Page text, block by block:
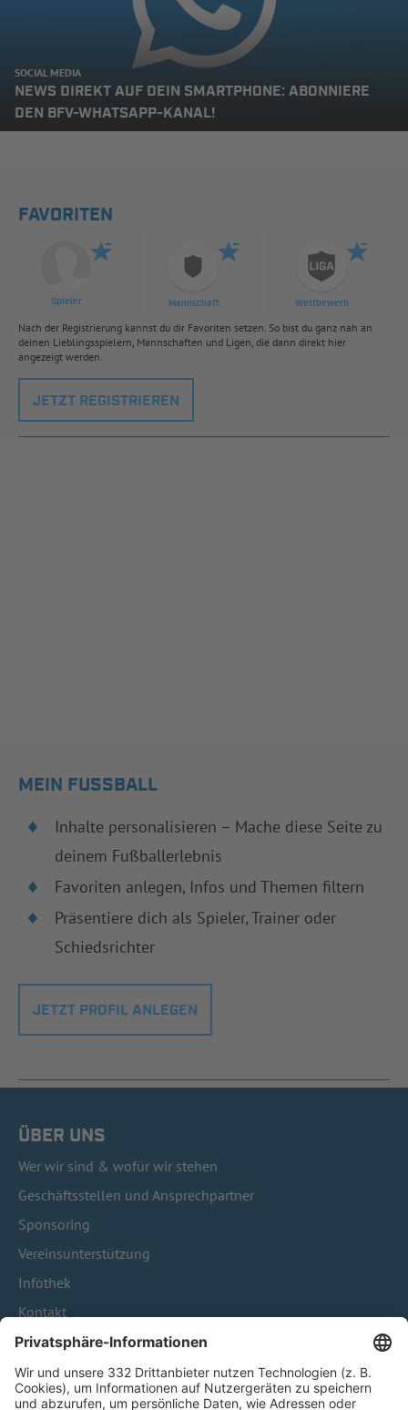
SOCIAL MEDIA
NEWS DIREKT AUF DEIN SMARTPHONE: ABONNIERE
DEN BFV-WHATSAPP-KANAL!
FAVORITEN
Spieler Mannschaft Wettbewerb
Nach der Registrierung kannst du dir Favoriten setzen. So bist du ganz nah an
deinen Lieblingsspielern, Mannschaften und Ligen, die dann direkt hier
angezeigt werden.
JETZT REGISTRIEREN
MEIN FUSSBALL
Inhalte personalisieren – Mache diese Seite zu
deinem Fußballerlebnis
Favoriten anlegen, Infos und Themen filtern
Präsentiere dich als Spieler, Trainer oder
Schiedsrichter
JETZT PROFIL ANLEGEN
ÜBER UNS
Wer wir sind & wofür wir stehen
Geschäftsstellen und Ansprechpartner
Sponsoring
Vereinsunterstützung
Infothek
Kontakt
HÄUFIG BESUCHTE SEITEN
Pässe und Vereinswechsel